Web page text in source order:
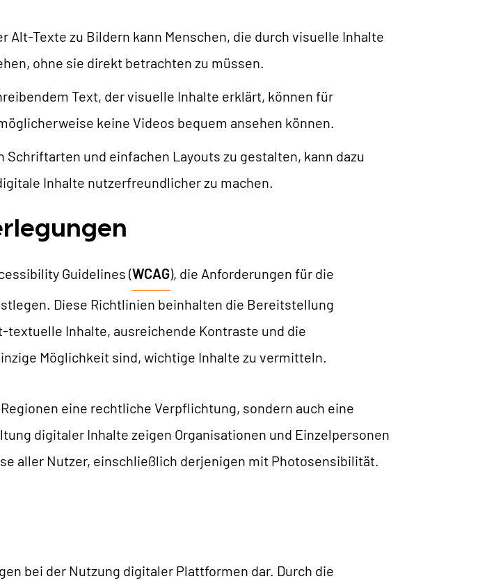
Alt-Texte zu Bildern kann Menschen, die durch visuelle Inhalte
ohne sie direkt betrachten zu müssen.
Text, der visuelle Inhalte erklärt, können für
keine Videos bequem ansehen können.
und einfachen Layouts zu gestalten, kann dazu
Inhalte nutzerfreundlicher zu machen.
Guidelines (WCAG), die Anforderungen für die
Diese Richtlinien beinhalten die Bereitstellung
Inhalte, ausreichende Kontraste und die
Möglichkeit sind, wichtige Inhalte zu vermitteln.
eine rechtliche Verpflichtung, sondern auch eine
digitaler Inhalte zeigen Organisationen und Einzelpersonen
aller Nutzer, einschließlich derjenigen mit Photosensibilität.
bei der Nutzung digitaler Plattformen dar. Durch die